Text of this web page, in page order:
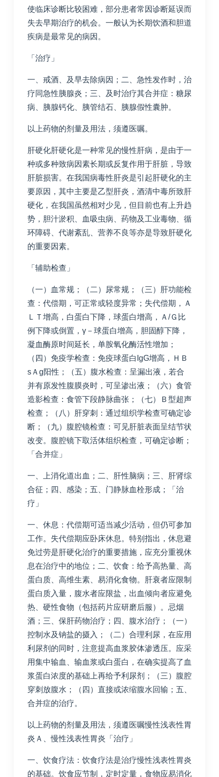
使临床诊断比较困难，部分患者常因诊断延误而
失去早期治疗的机会。一般认为长期饮酒和胆道
疾病是最常见的病因。
「治疗」
一、戒酒、及早去除病因；二、急性发作时，治
疗同急性胰腺炎；三、及时治疗其合并症：糖尿
病、胰腺钙化、胰管结石、胰腺假性囊肿。
以上药物的剂量及用法，须遵医嘱。
肝硬化肝硬化是一种常见的慢性肝病，是由于一
种或多种致病因素长期或反复作用于肝脏，导致
肝脏损害。在我国病毒性肝炎是引起肝硬化的主
要原因，其中主要是乙型肝炎，酒清中毒所致肝
硬化，在我国虽然相对少见，但目前也有上升趋
势，胆汁淤积、血吸虫病、药物及工业毒物、循
环障碍、代谢紊乱、营养不良等亦是导致肝硬化
的重要因素。
「辅助检查」
（一）血常规；（二）尿常规；（三）肝功能检
查：代偿期，可正常或轻度异常；失代偿期，Ａ
ＬＴ增高，白蛋白下降，球蛋白增高，Ａ/Ｇ比
例下降或倒置，γ－球蛋白增高，胆固醇下降，
凝血酶原时间延长，单胺氧化酶活性增加；
（四）免疫学检查：免疫球蛋白IgG增高，ＨＢ
sＡg阳性；（五）腹水检查：呈漏出液，若合
并有原发性腹膜炎时，可呈渗出液；（六）食管
造影检查：食管下段静脉曲张；（七）Ｂ型超声
检查；（八）肝穿刺：通过组织学检查可确定诊
断；（九）腹腔镜检查：可见肝脏表面呈结节状
改变。腹腔镜下取活体组织检查，可确定诊断；
「合并症」
一、上消化道出血；二、肝性脑病；三、肝肾综
合征；四、感染；五、门静脉血栓形成；「治
疗」
一、休息：代偿期可适当减少活动，但仍可参加
工作。失代偿期应卧床休息。特别指出，休息避
免过劳是肝硬化治疗的重要措施，应充分重视休
息在治疗中的地位；二、饮食：给予高热量、高
蛋白质、高维生素、易消化食物。肝衰者应限制
蛋白质入量，腹水者应限盐，出血倾向者应避免
热、硬性食物（包括药片应研磨后服）。忌烟
酒；三、保肝药物治疗；四、腹水治疗；（一）
控制水及钠盐的摄入；（二）合理利尿，在应用
利尿剂的同时，注意提高血浆胶体渗透压。应采
用集中输血、输血浆或白蛋白，在确实提高了血
浆蛋白浓度的基础上再给予利尿剂；（三）腹腔
穿刺放腹水；（四）直接或浓缩腹水回输；五、
合并症的治疗。
以上药物的剂量及用法，须遵医嘱慢性浅表性胃
炎Ａ、慢性浅表性胃炎「治疗」
一、饮食疗法：饮食疗法是治疗慢性浅表性胃炎
的基础。饮食应节制，定时定量，食物应易消化